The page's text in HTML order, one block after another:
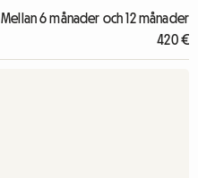
Mellan 6 månader och 12 månader
420 €